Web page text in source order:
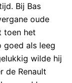
Bij Bas
oude
toen het
goed als leeg
wilde hij
de Renault